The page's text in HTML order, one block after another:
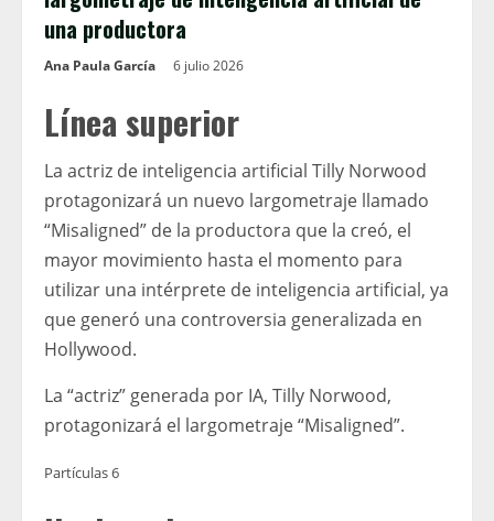
una productora
Ana Paula García 6 julio 2026
Línea superior
La actriz de inteligencia artificial Tilly Norwood
protagonizará un nuevo largometraje llamado
“Misaligned” de la productora que la creó, el
mayor movimiento hasta el momento para
utilizar una intérprete de inteligencia artificial, ya
que generó una controversia generalizada en
Hollywood.
La “actriz” generada por IA, Tilly Norwood,
protagonizará el largometraje “Misaligned”.
Partículas 6